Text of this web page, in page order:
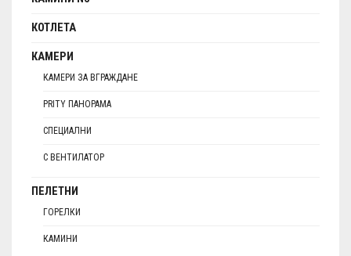
КОТЛЕТА
КАМЕРИ
КАМЕРИ ЗА ВГРАЖДАНЕ
PRITY ПАНОРАМА
СПЕЦИАЛНИ
С ВЕНТИЛАТОР
ПЕЛЕТНИ
ГОРЕЛКИ
КАМИНИ